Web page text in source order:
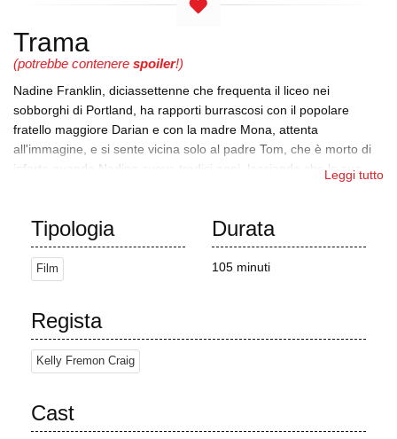
Trama
(potrebbe contenere spoiler!)
Nadine Franklin, diciassettenne che frequenta il liceo nei
sobborghi di Portland, ha rapporti burrascosi con il popolare
fratello maggiore Darian e con la madre Mona, attenta
all'immagine, e si sente vicina solo al padre Tom, che è morto di
infarto quando Nadine aveva tredici anni, lasciando che la sua
organizza una festa in piscina. Nadine si addormenta e Krista
scende al piano di sotto per parlare con Darian. La mattina dopo
Nadine trova Krista che fa una sega a Darian nudo nel letto,
incontrano a scuola e Darian dice a Krista quanto si è divertito
con lei, un sentimento che lei ricambia. Nadine si sente
disperatamente sola e si rivolge al suo compagno di classe Erwin
Kim, che ha una cotta per lei, anche se Nadine è attratta dallo
Darian invita Krista a una festa in casa e insiste perché Nadine si
Leggi tutto
Tipologia
Film
Durata
105 minuti
Regista
Kelly Fremon Craig
Cast